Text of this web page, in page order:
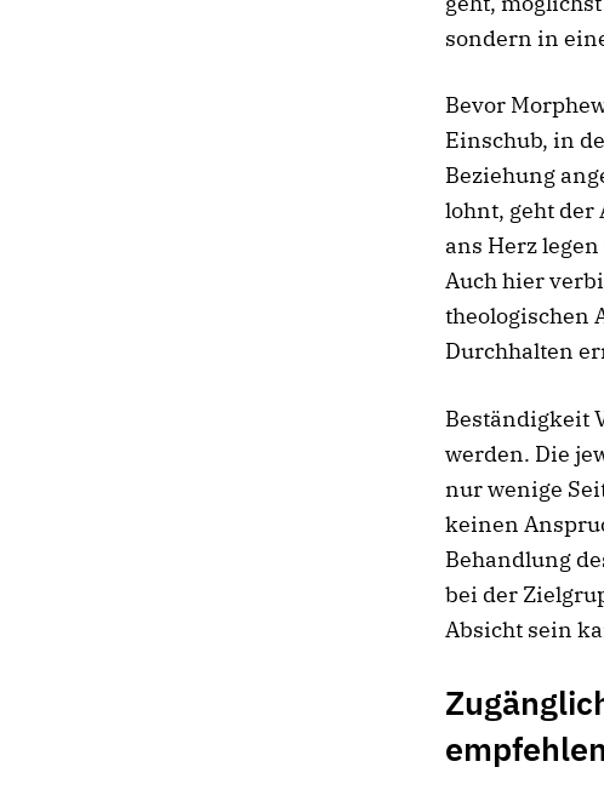
sondern in
Bevor
Einschub, in
Beziehung
lohnt, geht der
ans Herz
Auch hier
theologischen
Durchhalten
Beständigkeit
werden. Die
nur wenige
keinen
Behandlung
bei der
Absicht sein